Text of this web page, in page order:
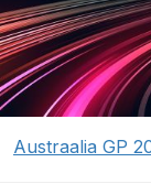
Austraalia GP